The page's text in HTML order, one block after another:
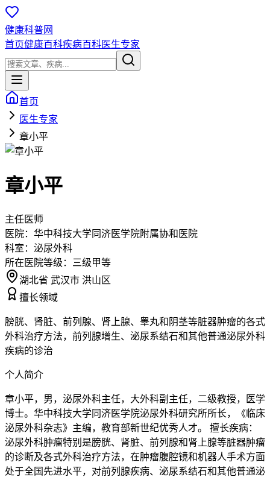
健康科普网
首页健康百科疾病百科医生专家
首页
医生专家
章小平
章小平
主任医师
医院： 华中科技大学同济医学院附属协和医院
科室： 泌尿外科
所在医院等级：
三级甲等
湖北省 武汉市 洪山区
擅长领域
膀胱、肾脏、前列腺、肾上腺、睾丸和阴茎等脏器肿瘤的各式
外科治疗方法，前列腺增生、泌尿系结石和其他普通泌尿外科
疾病的诊治
个人简介
章小平，男，泌尿外科主任，大外科副主任，二级教授，医学
博士。华中科技大学同济医学院泌尿外科研究所所长，《临床
泌尿外科杂志》主编，教育部新世纪优秀人才。 擅长疾病：
泌尿外科肿瘤特别是膀胱、肾脏、前列腺和肾上腺等脏器肿瘤
的诊断及各式外科治疗方法，在肿瘤腹腔镜和机器人手术方面
处于全国先进水平，对前列腺疾病、泌尿系结石和其他普通泌